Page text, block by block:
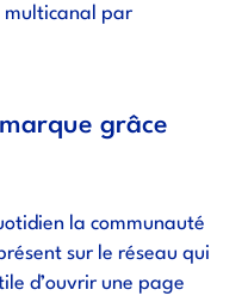
par
grâce
la communauté
sur le réseau qui
d’ouvrir une page